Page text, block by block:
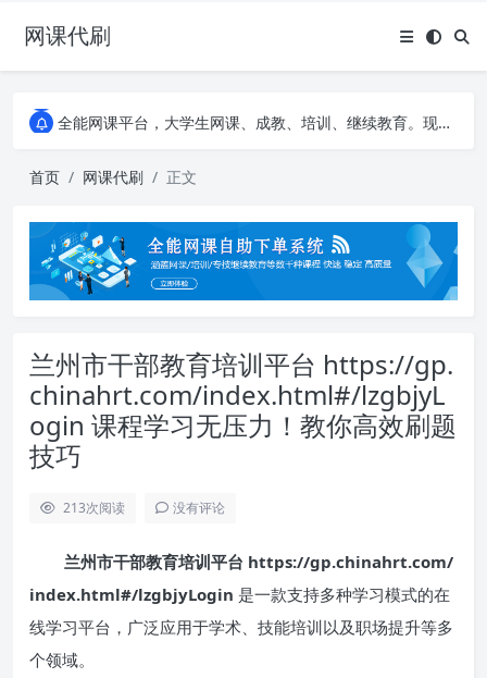
网课代刷
AI论文写作平台，根据真实文献内容生成论文
全能网课平台，大学生网课、成教、培训、继续教育。现已接入代刷代考项目3000+
全能网课平台，大学生网课、成教、培训、继续教育。现已接入代刷代考项目3000+
首页 网课代刷 正文
兰州市干部教育培训平台 https://gp.
chinahrt.com/index.html#/lzgbjyL
ogin 课程学习无压力！教你高效刷题
技巧
213次阅读 没有评论
兰州市干部教育培训平台 https://gp.chinahrt.com/
index.html#/lzgbjyLogin 是一款支持多种学习模式的在
线学习平台，广泛应用于学术、技能培训以及职场提升等多
个领域。